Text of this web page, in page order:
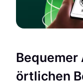
örtlichen